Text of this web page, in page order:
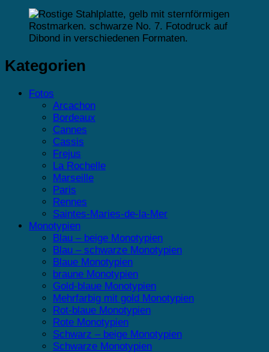
Kategorien
Fotos
Arcachon
Bordeaux
Cannes
Cassis
Frejus
La Rochelle
Marseille
Paris
Rennes
Saintes-Maries-de-la-Mer
Monotypien
Blau – beige Monotypien
Blau – schwarze Monotypien
Blaue Monotypien
braune Monotypien
Gold-blaue Monotypien
Mehrfarbig mit gold Monotypien
Rot-blaue Monotypien
Rote Monotypien
Schwarz – beige Monotypien
Schwarze Monotypien